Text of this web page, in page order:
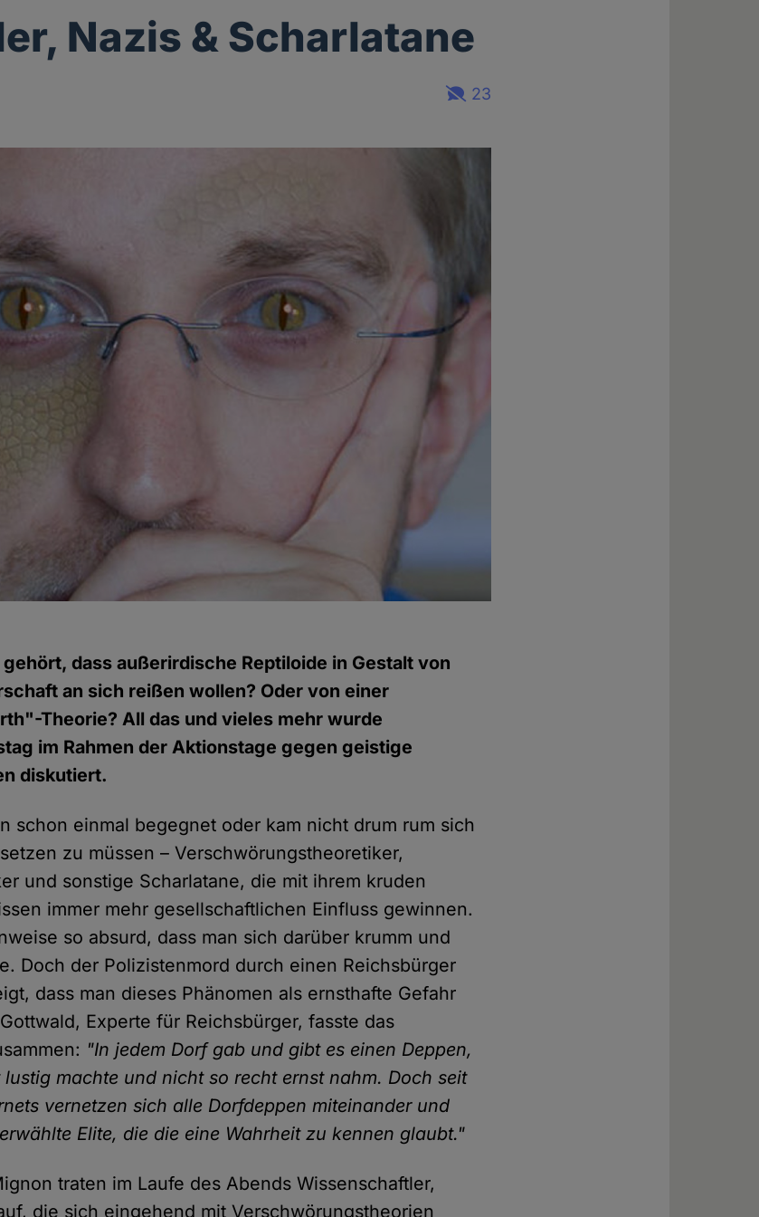
Nazis & Scharlatane
23
dass außerirdische Reptiloide in Gestalt von
an sich reißen wollen? Oder von einer
Theorie? All das und vieles mehr wurde
im Rahmen der Aktionstage gegen geistige
diskutiert.
schon einmal begegnet oder kam nicht drum rum sich
zu müssen – Verschwörungstheoretiker,
und sonstige Scharlatane, die mit ihrem kruden
immer mehr gesellschaftlichen Einfluss gewinnen.
so absurd, dass man sich darüber krumm und
Doch der Polizistenmord durch einen Reichsbürger
dass man dieses Phänomen als ernsthafte Gefahr
Experte für Reichsbürger, fasste das
"In jedem Dorf gab und gibt es einen Deppen,
lustig machte und nicht so recht ernst nahm. Doch seit
vernetzen sich alle Dorfdeppen miteinander und
Elite, die die eine Wahrheit zu kennen glaubt."
traten im Laufe des Abends Wissenschaftler,
die sich eingehend mit Verschwörungstheorien